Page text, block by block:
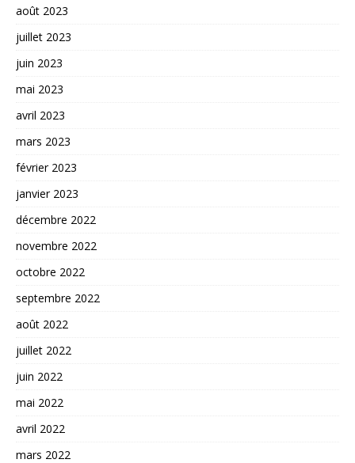
août 2023
juillet 2023
juin 2023
mai 2023
avril 2023
mars 2023
février 2023
janvier 2023
décembre 2022
novembre 2022
octobre 2022
septembre 2022
août 2022
juillet 2022
juin 2022
mai 2022
avril 2022
mars 2022